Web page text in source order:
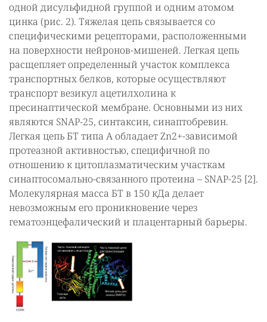
одной дисульфидной группой и одним атомом
цинка (рис. 2). Тяжелая цепь связывается со
специфическими рецепторами, расположенными
на поверхности нейронов-мишеней. Легкая цепь
расщепляет определенный участок комплекса
транспортных белков, которые осуществляют
транспорт везикул ацетилхолина к
пресинаптической мембране. Основными из них
являются SNAP-25, синтаксин, синаптобревин.
Легкая цепь БТ типа А обладает Zn2+-зависимой
протеазной активностью, специфичной по
отношению к цитоплазматическим участкам
синаптосомально-связанного протеина – SNAP-25 [2].
Молекулярная масса БТ в 150 кДа делает
невозможным его проникновение через
гематоэнцефалический и плацентарный барьеры.